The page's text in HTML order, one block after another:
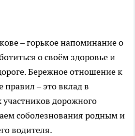
– горькое напоминание о
о своём здоровье и
Бережное отношение к
правил – это вклад в
участников дорожного
соболезнования родным и
водителя.